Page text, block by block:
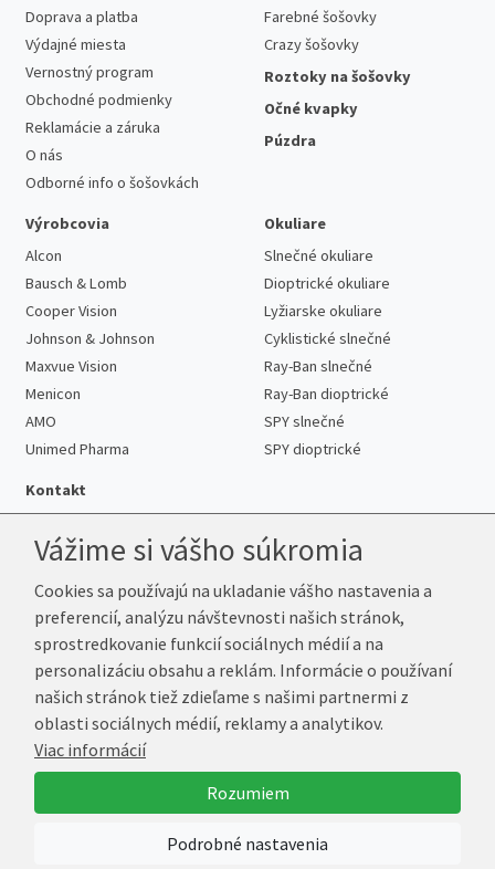
Doprava a platba
Výdajné miesta
Vernostný program
Obchodné podmienky
Reklamácie a záruka
O nás
Odborné info o šošovkách
Farebné šošovky
Crazy šošovky
Roztoky na šošovky
Očné kvapky
Púzdra
Výrobcovia
Alcon
Bausch & Lomb
Cooper Vision
Johnson & Johnson
Maxvue Vision
Menicon
AMO
Unimed Pharma
Okuliare
Slnečné okuliare
Dioptrické okuliare
Lyžiarske okuliare
Cyklistické slnečné
Ray-Ban slnečné
Ray-Ban dioptrické
SPY slnečné
SPY dioptrické
Kontakt
Telefón:+421 222 205 863
E-mail:info@k-sosovky.sk
Reklamačná adresa
Andrea Votavová
Revoluční 1017
290 01 Poděbrady
Česká republika
VytvorilMarek Kebza
Vážime si vášho súkromia
Cookies sa používajú na ukladanie vášho nastavenia a
preferencií, analýzu návštevnosti našich stránok,
sprostredkovanie funkcií sociálnych médií a na
personalizáciu obsahu a reklám. Informácie o používaní
našich stránok tiež zdieľame s našimi partnermi z
oblasti sociálnych médií, reklamy a analytikov.
Viac informácií
Rozumiem
Podrobné nastavenia